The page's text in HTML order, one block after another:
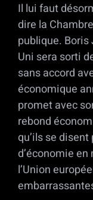
Il lui faut
dire la
publique. Boris
Uni sera sorti
sans accord
économique
promet avec
rebond
qu’ils se
d’économie
l’Union